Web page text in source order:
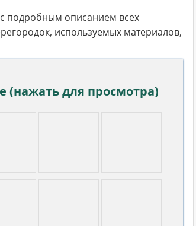
подробным описанием всех
используемых материалов,
(нажать для просмотра)